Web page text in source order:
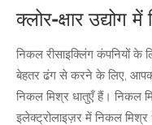
क्लोर-क्षार उद्योग
निकल रीसाइक्लिंग कंपनियों के
बेहतर ढंग से करने के लिए, आपको
निकल मिश्र धातुएँ हैं। निकल
इलेक्ट्रोलाइज़र में निकल